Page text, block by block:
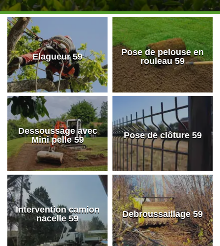
Elagueur 59
Pose de pelouse en
rouleau 59
Dessoussage avec
Mini pelle 59
Pose de clôture 59
Intervention camion
nacelle 59
Debroussaillage 59